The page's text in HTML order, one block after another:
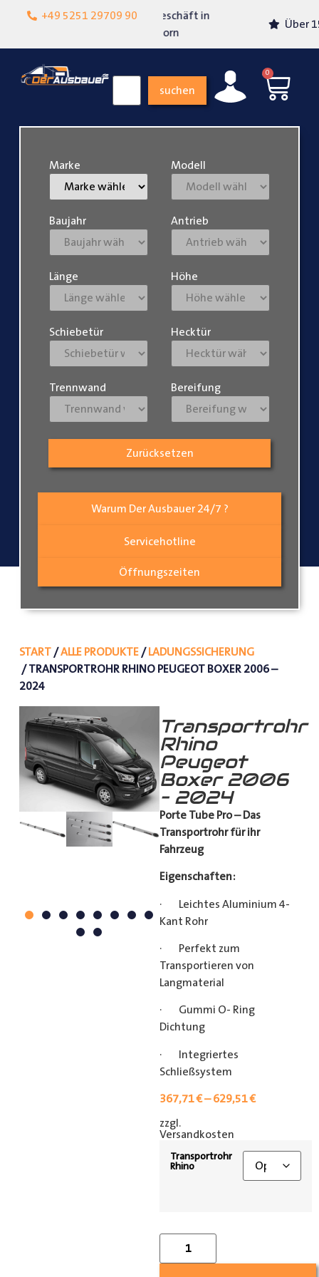
+49 5251 29709 90
Lokalgeschäft in
Über 15 Jahre Erfahrung
suchen
0
Warum Der Ausbauer 24/7 ?
Servicehotline
Öffnungszeiten
Marke Modell
Baujahr Antrieb
Länge Höhe
Schiebetür Hecktür
Trennwand Bereifung
Zurücksetzen
START/ALLE PRODUKTE/LADUNGSSICHERUNG
/ TRANSPORTROHR RHINO PEUGEOT BOXER 2006 –
2024
Transportrohr
Rhino
Peugeot
Boxer 2006
– 2024
Porte Tube Pro – Das
Transportrohr für ihr
Fahrzeug
Eigenschaften:
· Leichtes Aluminium 4-
Kant Rohr
· Perfekt zum
Transportieren von
Langmaterial
· Gummi O- Ring
Dichtung
· Integriertes
Schließsystem
367,71€–629,51€
zzgl.
Versandkosten
Transportrohr
Rhino